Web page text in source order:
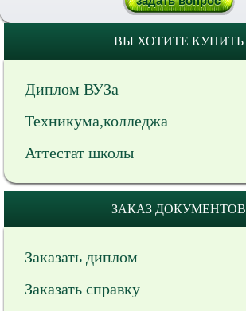
ВЫ ХОТИТЕ КУПИТЬ
Диплом ВУЗа
Техникума,колледжа
Аттестат школы
ЗАКАЗ ДОКУМЕНТОВ
Заказать диплом
Заказать справку